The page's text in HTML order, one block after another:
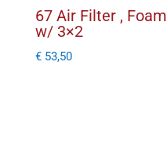
67 Air Filter , Foam
w/ 3×2
€53,50